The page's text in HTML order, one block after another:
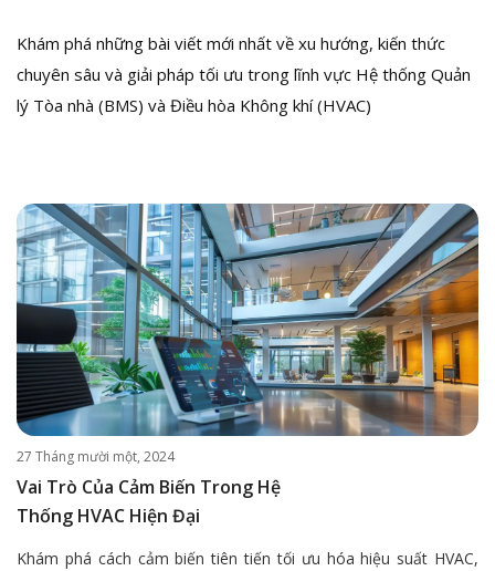
Khám phá những bài viết mới nhất về xu hướng, kiến thức
chuyên sâu và giải pháp tối ưu trong lĩnh vực Hệ thống Quản
lý Tòa nhà (BMS) và Điều hòa Không khí (HVAC)
27 Tháng mười một, 2024
Vai Trò Của Cảm Biến Trong Hệ
Thống HVAC Hiện Đại
Khám phá cách cảm biến tiên tiến tối ưu hóa hiệu suất HVAC,